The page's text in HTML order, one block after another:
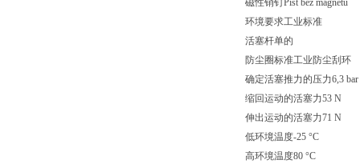
磁性销钉Píst bez magnetu
环境要求工业标准
活塞杆单的
防尘圈标准工业防尘刮环
确定活塞推力的压力6,3 bar
缩回运动的活塞力53 N
伸出运动的活塞力71 N
低环境温度-25 °C
高环境温度80 °C